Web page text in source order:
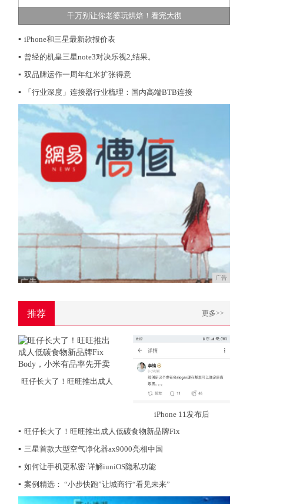
千万别让你老婆玩烘焙！看完大彻
▪ iPhone和三星最新款报价表
▪ 曾经的机皇三星note3对决乐视2,结果。
▪ 双品牌运作一周年红米扩张得意
▪
「行业深度」连接器行业梳理：国内高端BTB连接
广告
推荐 更多>>
旺仔长大了！旺旺推出成人
iPhone 11发布后
▪ 旺仔长大了！旺旺推出成人低碳食物新品牌Fix
▪ 三星首款大型空气净化器ax9000亮相中国
▪ 如何让手机更私密:详解iuniOS隐私功能
▪ 案例精选： “小步快跑”让城商行“看见未来”